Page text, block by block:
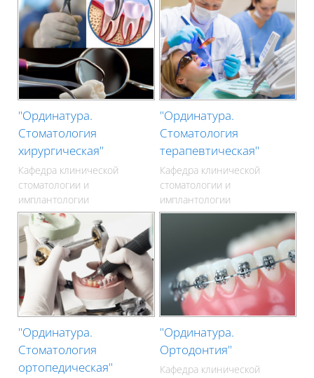
"Ординатура.
Стоматология
хирургическая"
Кафедра клинической
стоматологии и
имплантологии
"Ординатура.
Стоматология
терапевтическая"
Кафедра клинической
стоматологии и
имплантологии
"Ординатура.
Стоматология
ортопедическая"
"Ординатура.
Ортодонтия"
Кафедра клинической